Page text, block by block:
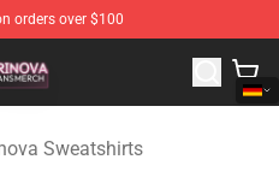
orders over $100
Merchandise Store
Sweatshirts